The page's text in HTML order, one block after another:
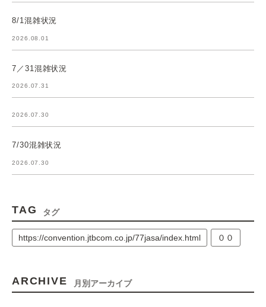
8/1混雑状況
2026.08.01
7／31混雑状況
2026.07.31
2026.07.30
7/30混雑状況
2026.07.30
TAG タグ
https://convention.jtbcom.co.jp/77jasa/index.html ００
ARCHIVE 月別アーカイブ